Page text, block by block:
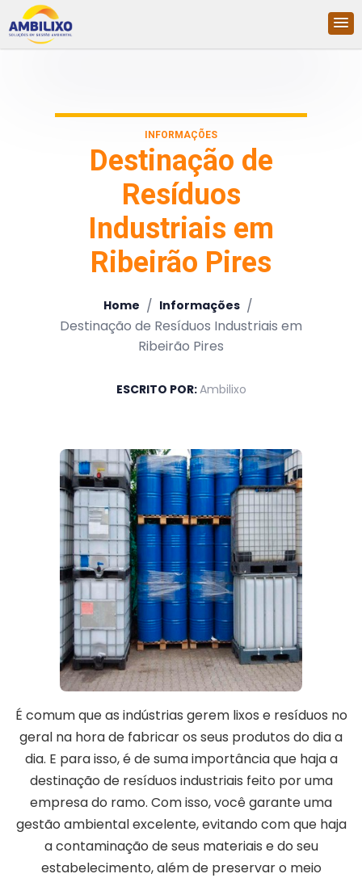
INFORMAÇÕES
Destinação de
Resíduos
Industriais em
Ribeirão Pires
Home / Informações /
Destinação de Resíduos Industriais em
Ribeirão Pires
ESCRITO POR:Ambilixo
É comum que as indústrias gerem lixos e resíduos no
geral na hora de fabricar os seus produtos do dia a
dia. E para isso, é de suma importância que haja a
destinação de resíduos industriais feito por uma
empresa do ramo. Com isso, você garante uma
gestão ambiental excelente, evitando com que haja
a contaminação de seus materiais e do seu
estabelecimento, além de preservar o meio